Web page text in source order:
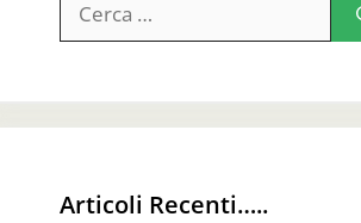
per:
Articoli Recenti…..